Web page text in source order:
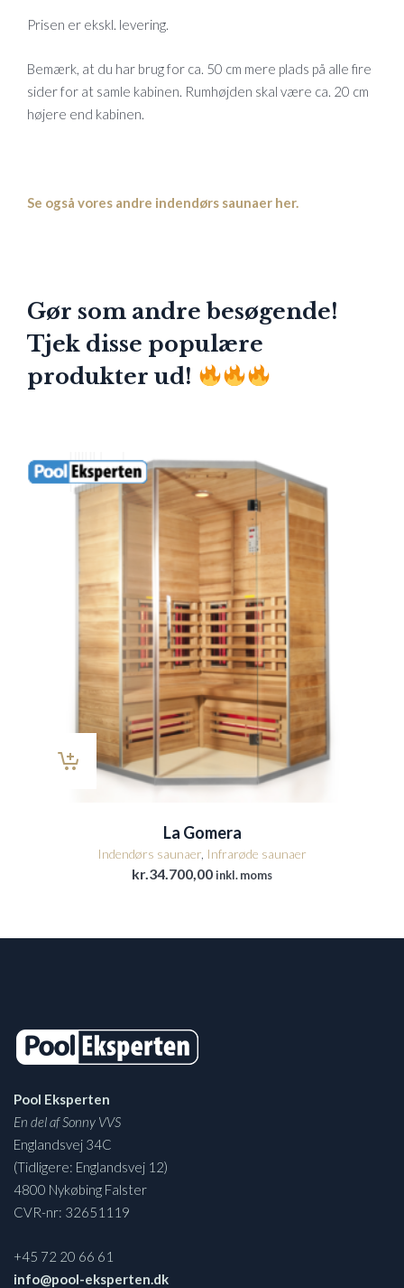
Prisen er ekskl. levering.
Bemærk, at du har brug for ca. 50 cm mere plads på alle fire
sider for at samle kabinen. Rumhøjden skal være ca. 20 cm
højere end kabinen.
Se også vores andre indendørs saunaer her.
Gør som andre besøgende!
Tjek disse populære
produkter ud!
La Gomera
Indendørs saunaer Infrarøde saunaer
kr. 34.700,00inkl. moms
Pool Eksperten
En del af Sonny VVS
Englandsvej 34C
(Tidligere: Englandsvej 12)
4800 Nykøbing Falster
CVR-nr: 32651119
+45 72 20 66 61
info@pool-eksperten.dk